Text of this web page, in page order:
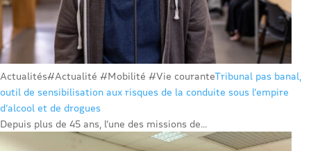
Actualités#Actualité #Mobilité #Vie couranteTribunal pas banal,
outil de sensibilisation aux risques de la conduite sous l’empire
d’alcool et de drogues
Depuis plus de 45 ans, l’une des missions de...